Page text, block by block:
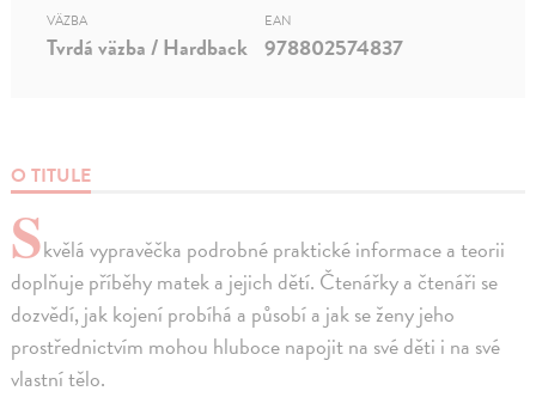
O TITULE
Skvělá vypravěčka podrobné praktické informace a teorii
doplňuje příběhy matek a jejich dětí. Čtenářky a čtenáři se
dozvědí, jak kojení probíhá a působí a jak se ženy jeho
prostřednictvím mohou hluboce napojit na své děti i na své
vlastní tělo.
VÄZBA
Tvrdá väzba / Hardback
EAN
978802574837